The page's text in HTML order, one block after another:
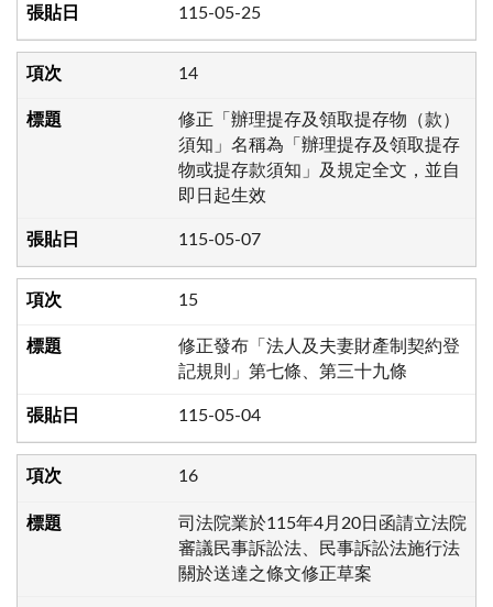
115-05-25
14
修正「辦理提存及領取提存物（款）
須知」名稱為「辦理提存及領取提存
物或提存款須知」及規定全文，並自
即日起生效
115-05-07
15
修正發布「法人及夫妻財產制契約登
記規則」第七條、第三十九條
115-05-04
16
司法院業於115年4月20日函請立法院
審議民事訴訟法、民事訴訟法施行法
關於送達之條文修正草案